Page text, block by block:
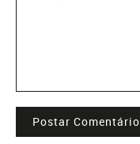
Postar Comentário